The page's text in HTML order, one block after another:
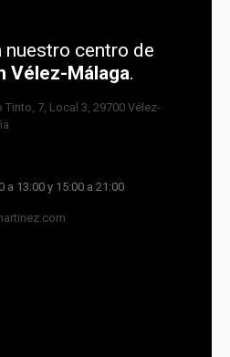
nuestro centro de
Vélez-Málaga.
Tinto, 7, Local 3, 29700 Vélez-
a 13:00 y 15:00 a 21:00